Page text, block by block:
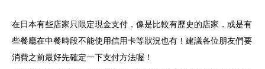
在日本有些店家只限定現金支付，像是比較有歷史的店家，或是有
些餐廳在中餐時段不能使用信用卡等狀況也有！建議各位朋友們要
消費之前最好先確定一下支付方法喔！